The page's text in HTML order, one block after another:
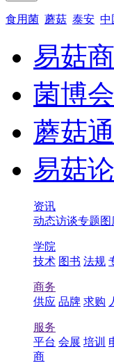
食用菌 蘑菇 泰安 中
易菇
菌博
蘑菇
易菇
资讯
动态访谈专题图
学院
技术 图书 法规
商务
供应 品牌 求购
服务
平台 会展 培训
商